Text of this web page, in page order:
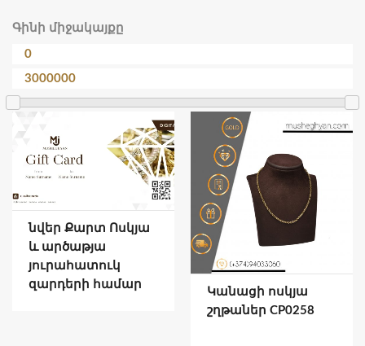
Գինի միջակայքը
նվեր Քարտ Ոսկյա
և արծաթյա
յուրահատուկ
զարդերի համար
Կանացի ոսկյա
շղթաներ CP0258